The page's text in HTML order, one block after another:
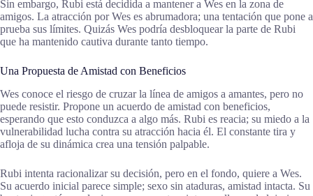
Sin embargo, Rubi está decidida a mantener a Wes en la zona de
amigos. La atracción por Wes es abrumadora; una tentación que pone a
prueba sus límites. Quizás Wes podría desbloquear la parte de Rubi
que ha mantenido cautiva durante tanto tiempo.
Una Propuesta de Amistad con Beneficios
Wes conoce el riesgo de cruzar la línea de amigos a amantes, pero no
puede resistir. Propone un acuerdo de amistad con beneficios,
esperando que esto conduzca a algo más. Rubi es reacia; su miedo a la
vulnerabilidad lucha contra su atracción hacia él. El constante tira y
afloja de su dinámica crea una tensión palpable.
Rubi intenta racionalizar su decisión, pero en el fondo, quiere a Wes.
Su acuerdo inicial parece simple; sexo sin ataduras, amistad intacta. Su